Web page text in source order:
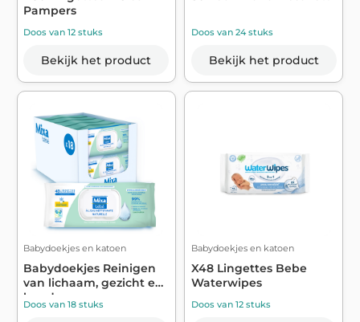
Pampers
Doos van 12 stuks
Bekijk het product
Doos van 24 stuks
Bekijk het product
Babydoekjes en katoen
Babydoekjes Reinigen
van lichaam, gezicht en
handen m...
Doos van 18 stuks
Babydoekjes en katoen
X48 Lingettes Bebe
Waterwipes
Doos van 12 stuks